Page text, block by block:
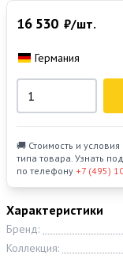
Характеристики
Бренд:
Коллекция:
16 530 ₽/шт.
Германия
🚚 Стоимость и
типа товара. Узнать
по телефону +7 (495)